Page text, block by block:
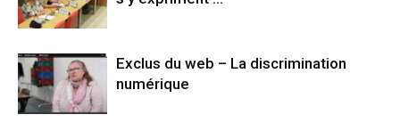
Exclus du web – La discrimination
numérique